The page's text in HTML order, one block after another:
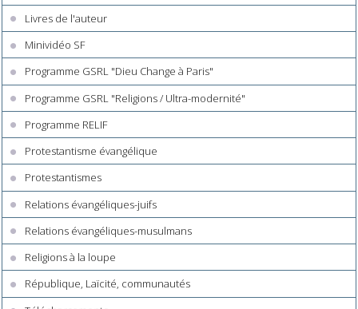
Livres de l'auteur
Minividéo SF
Programme GSRL "Dieu Change à Paris"
Programme GSRL "Religions / Ultra-modernité"
Programme RELIF
Protestantisme évangélique
Protestantismes
Relations évangéliques-juifs
Relations évangéliques-musulmans
Religions à la loupe
République, Laïcité, communautés